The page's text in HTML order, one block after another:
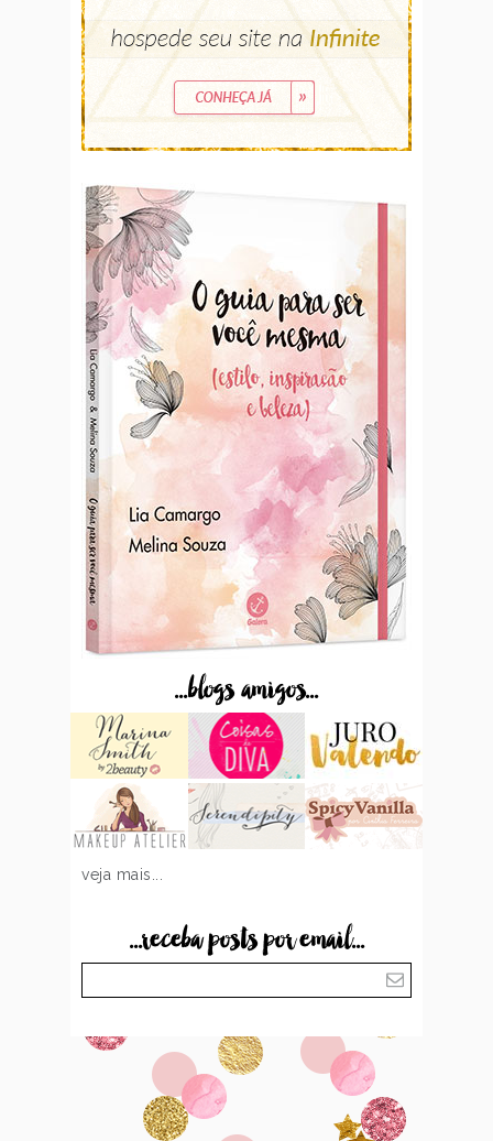
...blogs amigos...
veja mais...
...receba posts por email...